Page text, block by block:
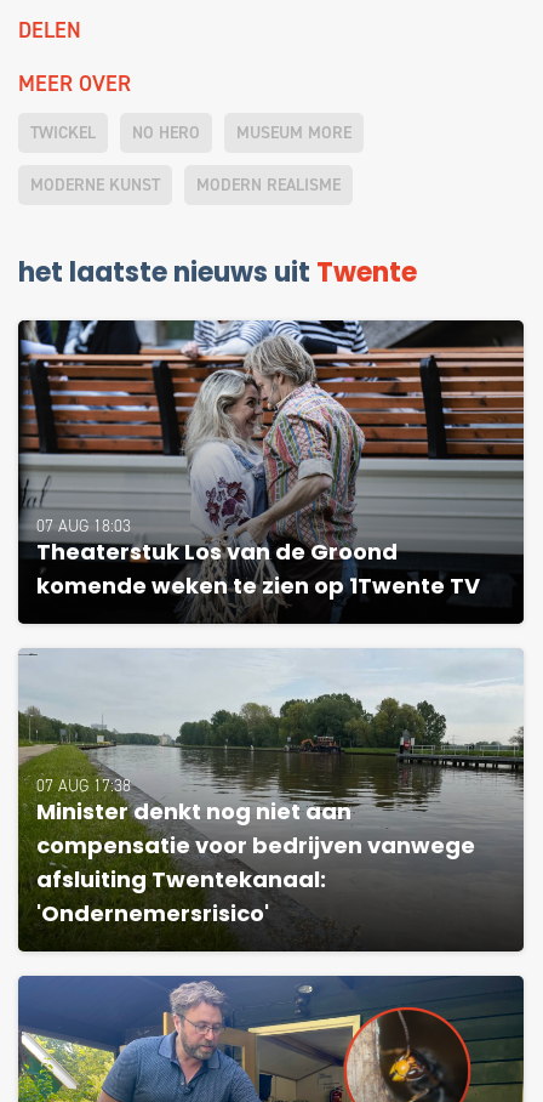
DELEN
MEER OVER
TWICKEL NO HERO MUSEUM MORE
MODERNE KUNST MODERN REALISME
het laatste nieuws uit Twente
07 AUG 18:03
Theaterstuk Los van de Groond
komende weken te zien op 1Twente TV
07 AUG 17:38
Minister denkt nog niet aan
compensatie voor bedrijven vanwege
afsluiting Twentekanaal:
'Ondernemersrisico'